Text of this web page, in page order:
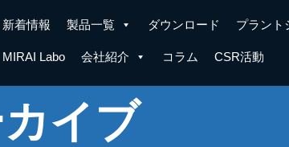
新着情報 製品一覧 ダウンロード プラント
MIRAI Labo 会社紹介 コラム CSR活動
イブ